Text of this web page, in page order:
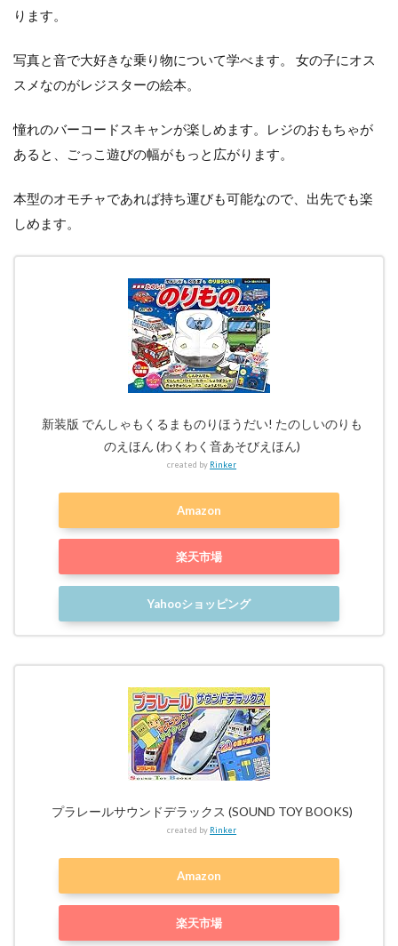
ります。
写真と音で大好きな乗り物について学べます。 女の子にオス
スメなのがレジスターの絵本。
憧れのバーコードスキャンが楽しめます。レジのおもちゃが
あると、ごっこ遊びの幅がもっと広がります。
本型のオモチャであれば持ち運びも可能なので、出先でも楽
しめます。
新装版 でんしゃもくるまものりほうだい! たのしいのりも
のえほん (わくわく音あそびえほん)
created by Rinker
Amazon
楽天市場
Yahooショッピング
プラレールサウンドデラックス (SOUND TOY BOOKS)
created by Rinker
Amazon
楽天市場